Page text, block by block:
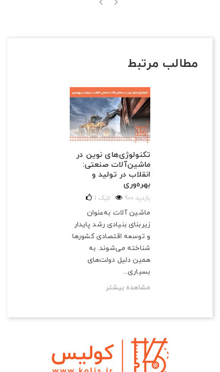
مطالب مرتبط
تکنولوژی‌های نوین در
ماشین‌آلات صنعتی:
انقلاب در تولید و
بهره‌وری
900 بازدید 1 لایک
ماشین آلات به‌عنوان
زیربنای بنیادی رشد پایدار
و توسعه اقتصادی کشورها
شناخته می‌شوند. به
همین دلیل دولت‌های
بسیاری...
مشاهده بیشتر